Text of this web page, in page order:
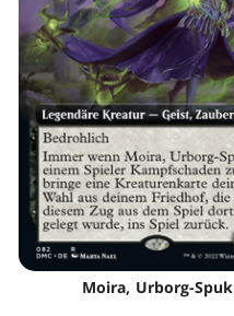
Moira, Urborg-Spuk